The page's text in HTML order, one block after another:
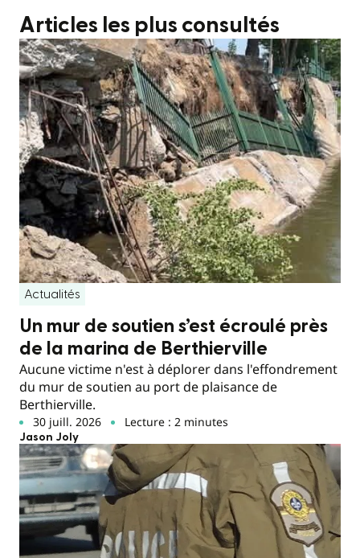
Articles les plus consultés
Actualités
Un mur de soutien s’est écroulé près
de la marina de Berthierville
Aucune victime n'est à déplorer dans l'effondrement
du mur de soutien au port de plaisance de
Berthierville.
30 juill. 2026 Lecture : 2 minutes
Jason Joly